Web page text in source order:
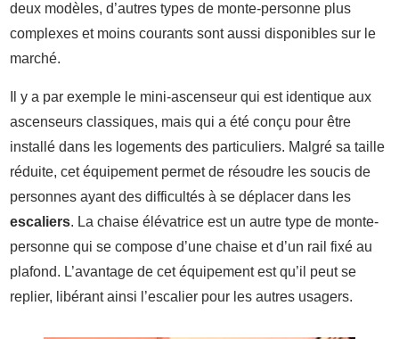
deux modèles, d’autres types de monte-personne plus
complexes et moins courants sont aussi disponibles sur le
marché.
Il y a par exemple le mini-ascenseur qui est identique aux
ascenseurs classiques, mais qui a été conçu pour être
installé dans les logements des particuliers. Malgré sa taille
réduite, cet équipement permet de résoudre les soucis de
personnes ayant des difficultés à se déplacer dans les
escaliers. La chaise élévatrice est un autre type de monte-
personne qui se compose d’une chaise et d’un rail fixé au
plafond. L’avantage de cet équipement est qu’il peut se
replier, libérant ainsi l’escalier pour les autres usagers.